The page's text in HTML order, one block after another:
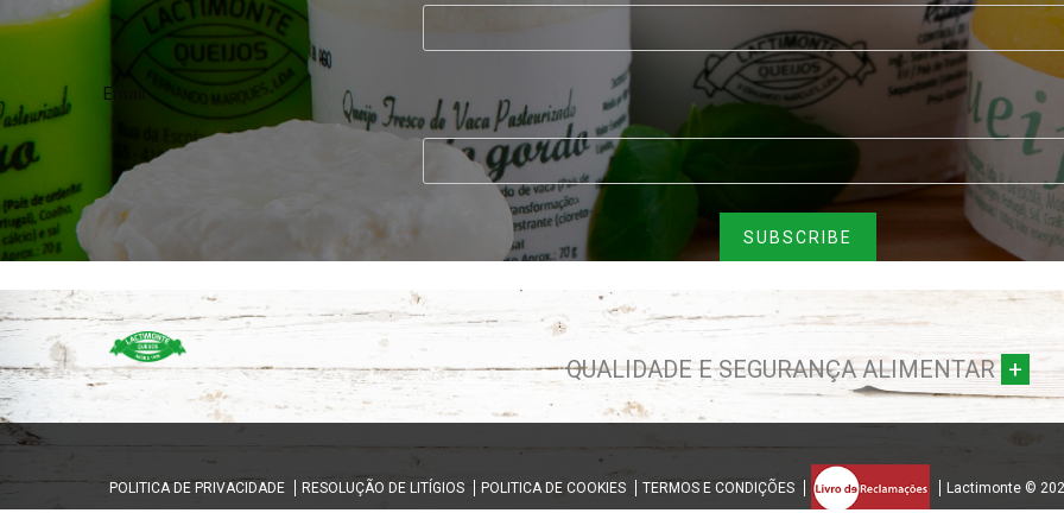
Email
QUALIDADE E SEGURANÇA ALIMENTAR +
POLITICA DE PRIVACIDADE RESOLUÇÃO DE LITÍGIOS POLITICA DE COOKIES TERMOS E CONDIÇÕES Lactimonte ©